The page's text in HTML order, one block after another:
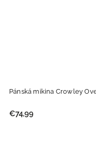
Pánská mikina Crowley
€74,99